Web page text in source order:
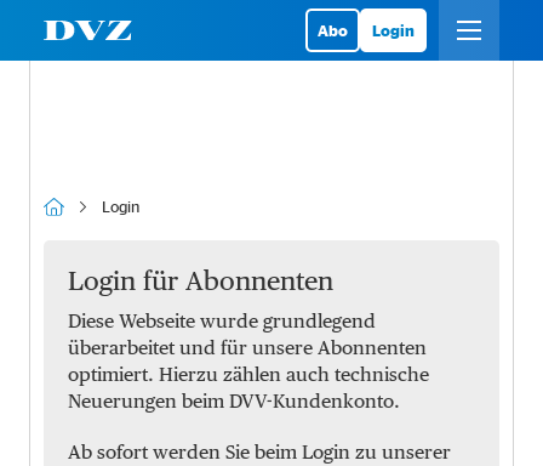
Abo Login
Login
Login für Abonnenten
Diese Webseite wurde grundlegend
überarbeitet und für unsere Abonnenten
optimiert. Hierzu zählen auch technische
Neuerungen beim DVV-Kundenkonto.
Ab sofort werden Sie beim Login zu unserer